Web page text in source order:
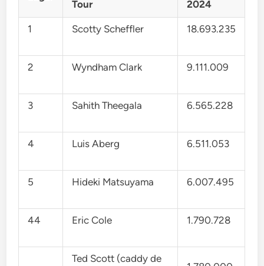
Tour
2024
1 Scotty Scheffler 18.693.235
2 Wyndham Clark 9.111.009
3 Sahith Theegala 6.565.228
4 Luis Aberg 6.511.053
5 Hideki Matsuyama 6.007.495
44 Eric Cole 1.790.728
Ted Scott (caddy de